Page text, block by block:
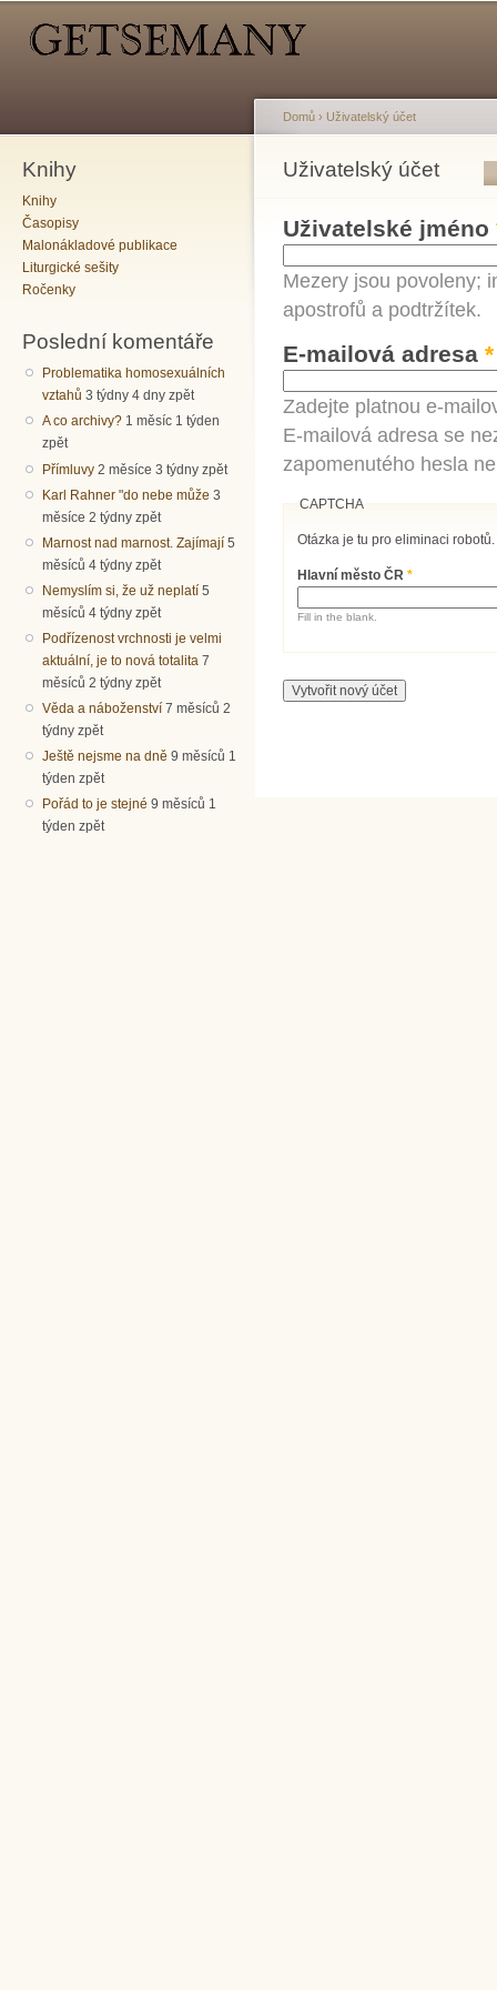
Knihy
Knihy
Časopisy
Malonákladové publikace
Liturgické sešity
Ročenky
Poslední komentáře
Problematika homosexuálních
vztahů 3 týdny 4 dny zpět
A co archivy? 1 měsíc 1 týden
zpět
Přímluvy 2 měsíce 3 týdny zpět
Karl Rahner "do nebe může 3
měsíce 2 týdny zpět
Marnost nad marnost. Zajímají 5
měsíců 4 týdny zpět
Nemyslím si, že už neplatí 5
měsíců 4 týdny zpět
Podřízenost vrchnosti je velmi
aktuální, je to nová totalita 7
měsíců 2 týdny zpět
Věda a náboženství 7 měsíců 2
týdny zpět
Ještě nejsme na dně 9 měsíců 1
týden zpět
Pořád to je stejné 9 měsíců 1
týden zpět
Jste zde
Domů › Uživatelský účet
Uživatelský účet
Hlavní záložky
Uživatelské jméno
Mezery jsou povoleny;
apostrofů a podtržítek.
E-mailová adresa *
Zadejte platnou e-
E-mailová adresa se
zapomenutého hesla
CAPTCHA
Otázka je tu pro eliminaci robotů.
Hlavní město ČR*
Fill in the blank.